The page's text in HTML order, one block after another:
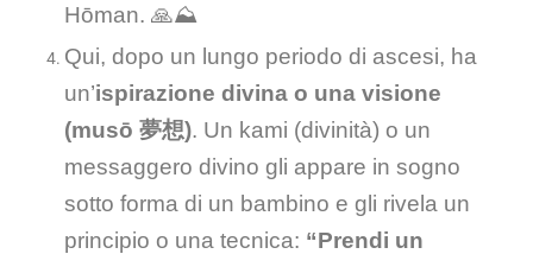
Hōman. 🙏⛰️
Qui, dopo un lungo periodo di ascesi, ha
un’ispirazione divina o una visione
(musō 夢想). Un kami (divinità) o un
messaggero divino gli appare in sogno
sotto forma di un bambino e gli rivela un
principio o una tecnica: “Prendi un